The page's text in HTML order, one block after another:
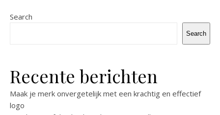
Search
Search
Recente berichten
Maak je merk onvergetelijk met een krachtig en effectief
logo